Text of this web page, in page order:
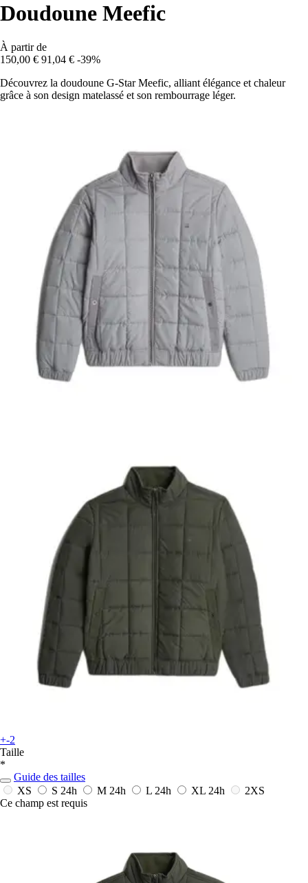
Doudoune Meefic
À partir de
150,00 € 91,04 € -39%
Découvrez la doudoune G-Star Meefic, alliant élégance et chaleur
grâce à son design matelassé et son rembourrage léger.
+-2
Taille
*
Guide des tailles
XS
S 24h M 24h L 24h XL 24h
2XS
Ce champ est requis